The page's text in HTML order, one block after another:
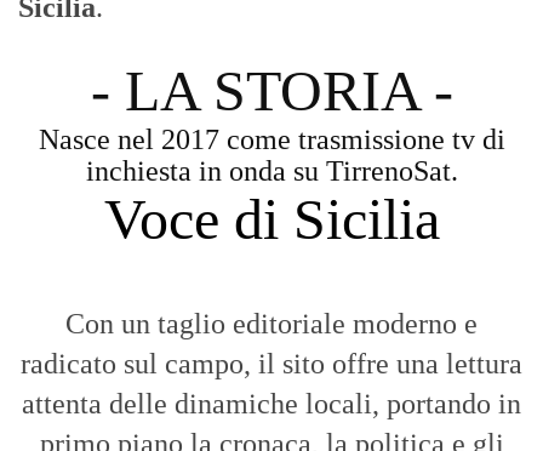
Sicilia.
- LA STORIA -
Nasce nel 2017 come trasmissione tv di
inchiesta in onda su TirrenoSat.
Voce di Sicilia
Con un taglio editoriale moderno e
radicato sul campo, il sito offre una lettura
attenta delle dinamiche locali, portando in
primo piano la cronaca, la politica e gli